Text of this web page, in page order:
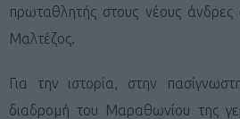
πρωταθλητής στους νέους
Μαλτέζος.
Για την ιστορία, στην
διαδρομή του Μαραθωνίου της